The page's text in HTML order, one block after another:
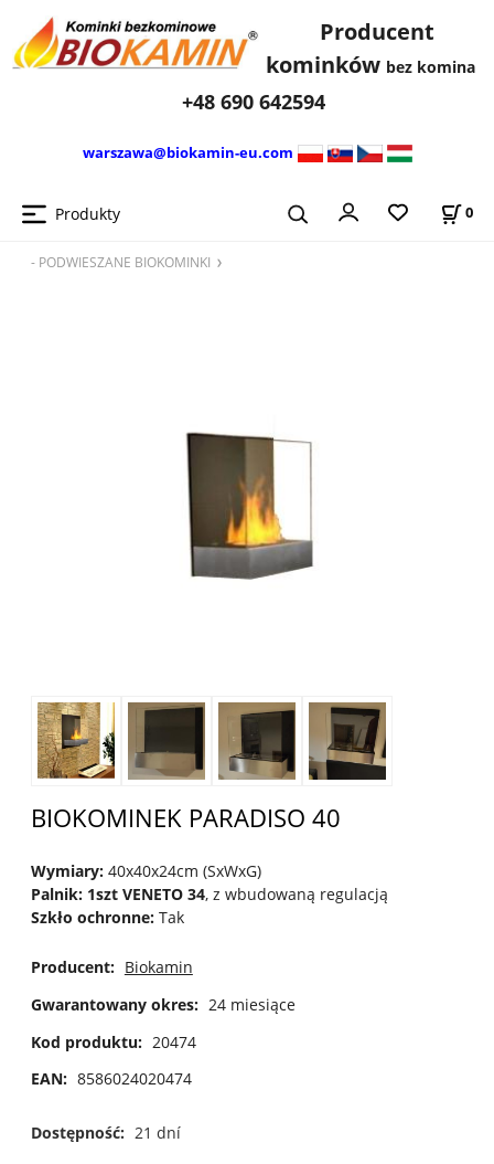
Producent
kominków bez komina
+48 690 642594
warszawa@biokamin-eu.com
Produkty 0
- PODWIESZANE BIOKOMINKI
BIOKOMINEK PARADISO 40
Wymiary:40x40x24cm (SxWxG)
Palnik: 1szt VENETO 34, z wbudowaną regulacją
Szkło ochronne:Tak
Producent: Biokamin
Gwarantowany okres: 24 miesiące
Kod produktu: 20474
EAN: 8586024020474
Dostępność: 21 dní